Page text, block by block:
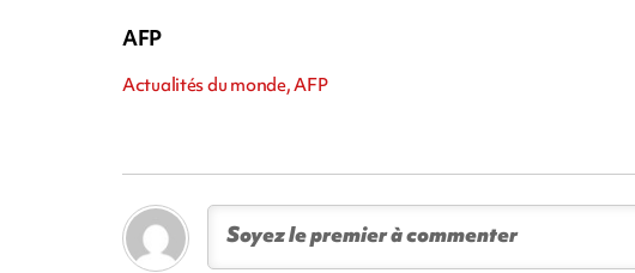
AFP
Actualités du monde, AFP